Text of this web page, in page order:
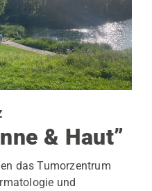
& Haut”
das Tumorzentrum
und